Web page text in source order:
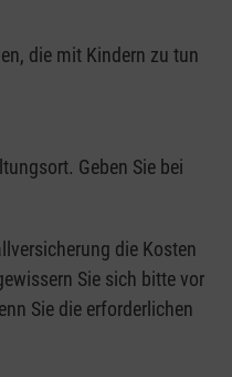
die mit Kindern zu tun
Geben Sie bei
die Kosten
Sie sich bitte vor
Sie die erforderlichen